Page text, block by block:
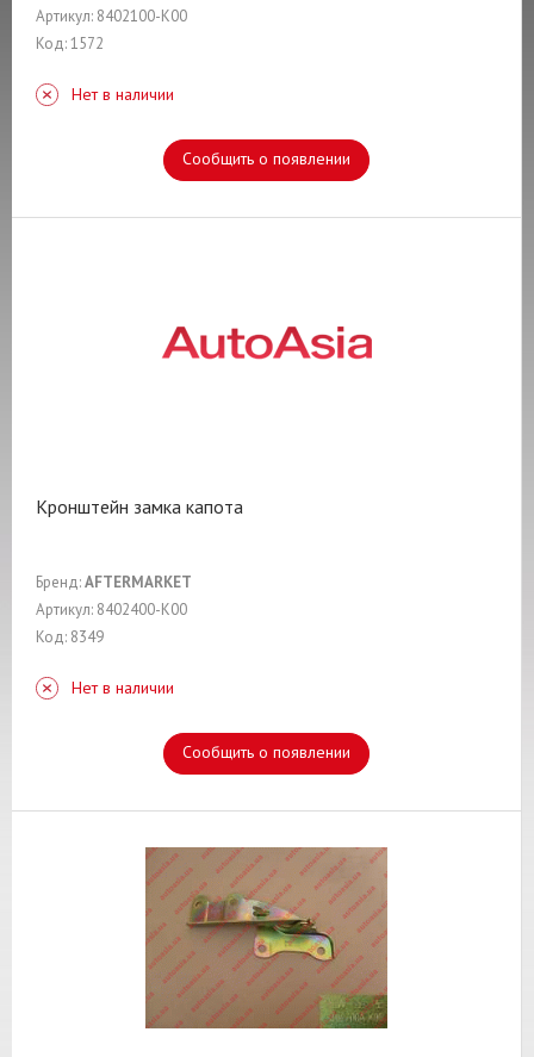
Артикул: 8402100-K00
Код: 1572
Нет в наличии
Сообщить о появлении
Кронштейн замка капота
Бренд:AFTERMARKET
Артикул: 8402400-K00
Код: 8349
Нет в наличии
Сообщить о появлении